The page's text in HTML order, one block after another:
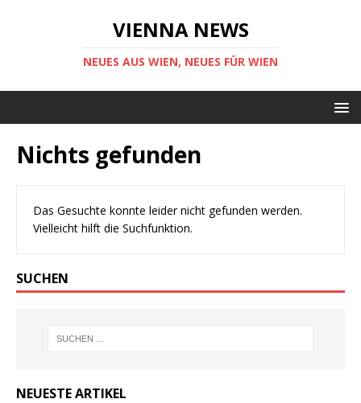
VIENNA NEWS
NEUES AUS WIEN, NEUES FÜR WIEN
Nichts gefunden
Das Gesuchte konnte leider nicht gefunden werden.
Vielleicht hilft die Suchfunktion.
SUCHEN
NEUESTE ARTIKEL